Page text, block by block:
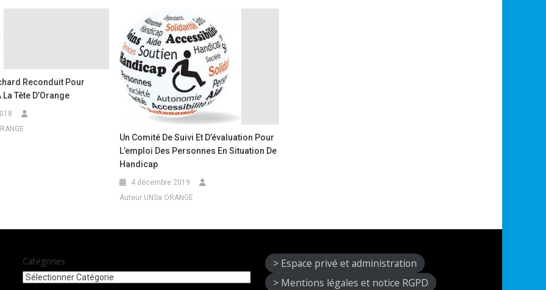
Reconduit Pour
Tête D’Orange
Un Comité De Suivi Et D’évaluation Pour
L’emploi Des Personnes En Situation De
Handicap
4 décembre 2019
Auteur UNSa ORANGE
Catégories
> Espace privé et administration
> Mentions légales et notice RGPD